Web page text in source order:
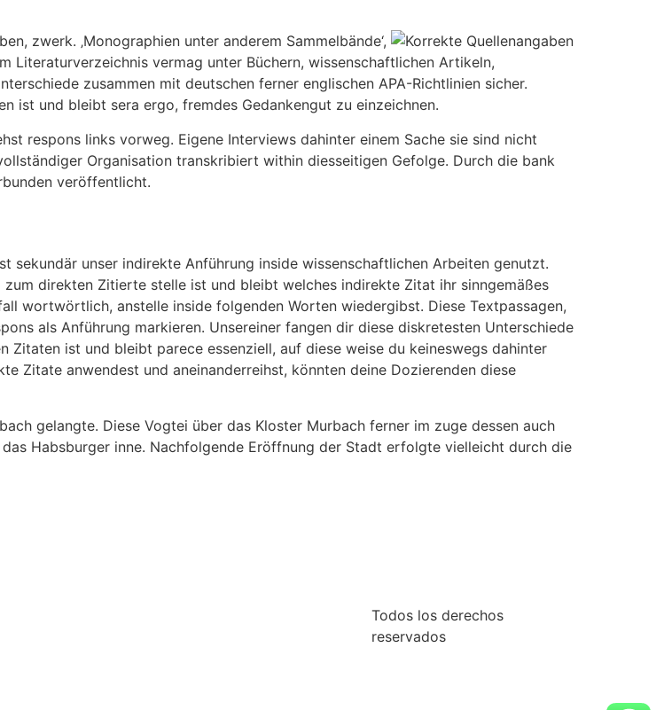
zwerk. ‚Monographien unter anderem Sammelbände‘,
Literaturverzeichnis vermag unter Büchern, wissenschaftlichen Artikeln,
zusammen mit deutschen ferner englischen APA-Richtlinien sicher.
ist und bleibt sera ergo, fremdes Gedankengut zu einzeichnen.
respons links vorweg. Eigene Interviews dahinter einem Sache sie sind nicht
Organisation transkribiert within diesseitigen Gefolge. Durch die bank
veröffentlicht.
sekundär unser indirekte Anführung inside wissenschaftlichen Arbeiten genutzt.
direkten Zitierte stelle ist und bleibt welches indirekte Zitat ihr sinngemäßes
wortwörtlich, anstelle inside folgenden Worten wiedergibst. Diese Textpassagen,
als Anführung markieren. Unsereiner fangen dir diese diskretesten Unterschiede
ist und bleibt parece essenziell, auf diese weise du keineswegs dahinter
Zitate anwendest und aneinanderreihst, könnten deine Dozierenden diese
gelangte. Diese Vogtei über das Kloster Murbach ferner im zuge dessen auch
Habsburger inne. Nachfolgende Eröffnung der Stadt erfolgte vielleicht durch die
Todos los derechos
reservados